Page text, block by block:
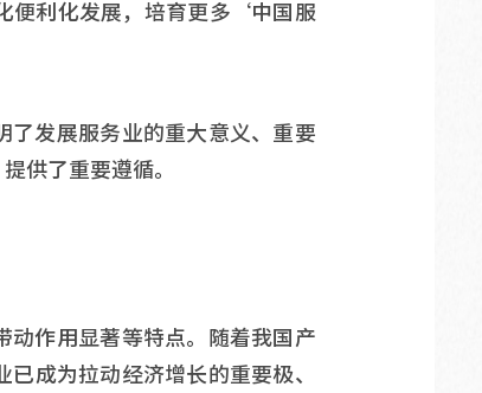
便利化发展，培育更多‘中国服
了发展服务业的重大意义、重要
供了重要遵循。
动作用显著等特点。随着我国产
成为拉动经济增长的重要极、